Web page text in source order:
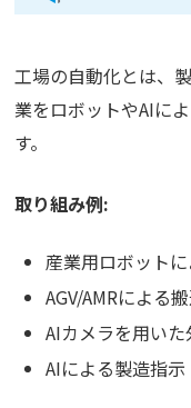
工場の自動化とは、
業をロボットやAIに
す。
取り組み例:
産業用ロボット
AGV/AMRによる
AIカメラを用い
AIによる製造指